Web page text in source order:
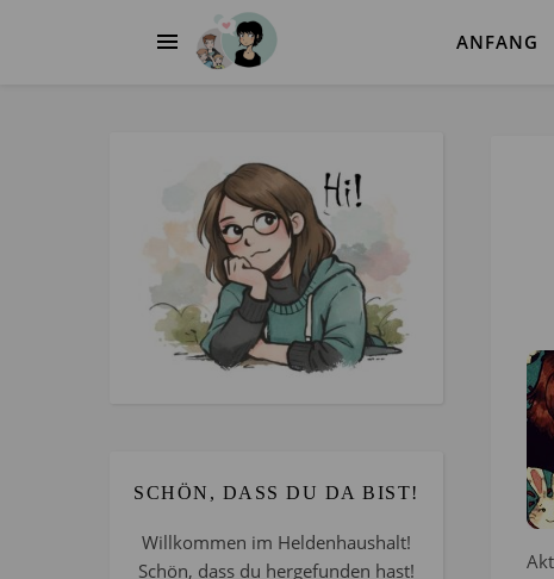
ANFANG
SCHÖN, DASS DU DA BIST!
Willkommen im Heldenhaushalt!
Schön, dass du hergefunden hast!